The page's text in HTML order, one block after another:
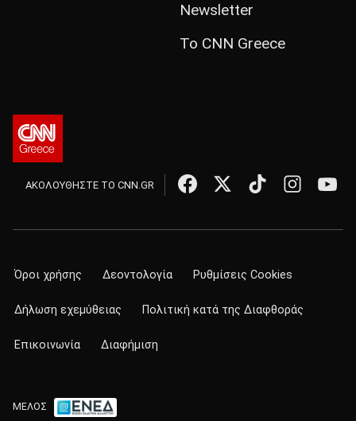
Newsletter
Το CNN Greece
ΑΚΟΛΟΥΘΗΣΤΕ ΤΟ CNN.GR
Όροι χρήσης Δεοντολογία Ρυθμίσεις Cookies
Δήλωση εχεμύθειας Πολιτική κατά της Διαφθοράς
Επικοινωνία Διαφήμιση
ΜΕΛΟΣ